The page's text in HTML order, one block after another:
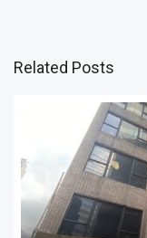
Related Posts